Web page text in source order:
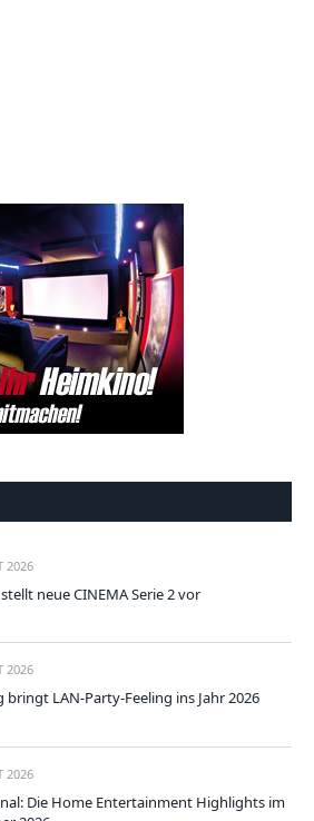
2026
neue CINEMA Serie 2 vor
2026
bringt LAN-Party-Feeling ins Jahr 2026
2026
Die Home Entertainment Highlights im